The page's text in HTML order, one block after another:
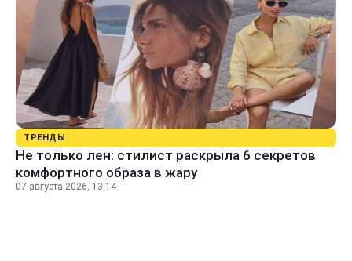
ТРЕНДЫ
Не только лен: стилист раскрыла 6 секретов
комфортного образа в жару
07 августа 2026, 13:14